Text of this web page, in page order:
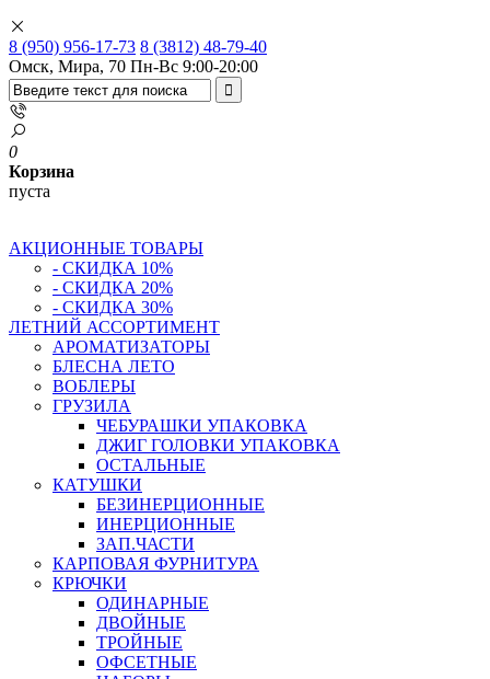
8 (950) 956-17-73 8 (3812) 48-79-40
Омск, Мира, 70 Пн-Вс 9:00-20:00
0
Корзина
пуста
АКЦИОННЫЕ ТОВАРЫ
- СКИДКА 10%
- СКИДКА 20%
- СКИДКА 30%
ЛЕТНИЙ АССОРТИМЕНТ
АРОМАТИЗАТОРЫ
БЛЕСНА ЛЕТО
ВОБЛЕРЫ
ГРУЗИЛА
ЧЕБУРАШКИ УПАКОВКА
ДЖИГ ГОЛОВКИ УПАКОВКА
ОСТАЛЬНЫЕ
КАТУШКИ
БЕЗИНЕРЦИОННЫЕ
ИНЕРЦИОННЫЕ
ЗАП.ЧАСТИ
КАРПОВАЯ ФУРНИТУРА
КРЮЧКИ
ОДИНАРНЫЕ
ДВОЙНЫЕ
ТРОЙНЫЕ
ОФСЕТНЫЕ